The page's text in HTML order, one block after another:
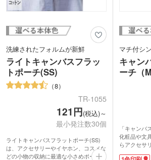
洗練されたフォルムが新鮮
ライトキャンバスフラッ
トポーチ(SS)
8
TR-1055
121円(税込)～
最小発注数30個
ライトキャンバスフラットポーチ(SS)
は、アクセサリーやイヤホン、コスメな
どの小物の収納に最適な小さめポーチで
マチ付シ
キャン
ーチ（
「キャンバ
化粧品や文
らアクセサ
の持ち運び